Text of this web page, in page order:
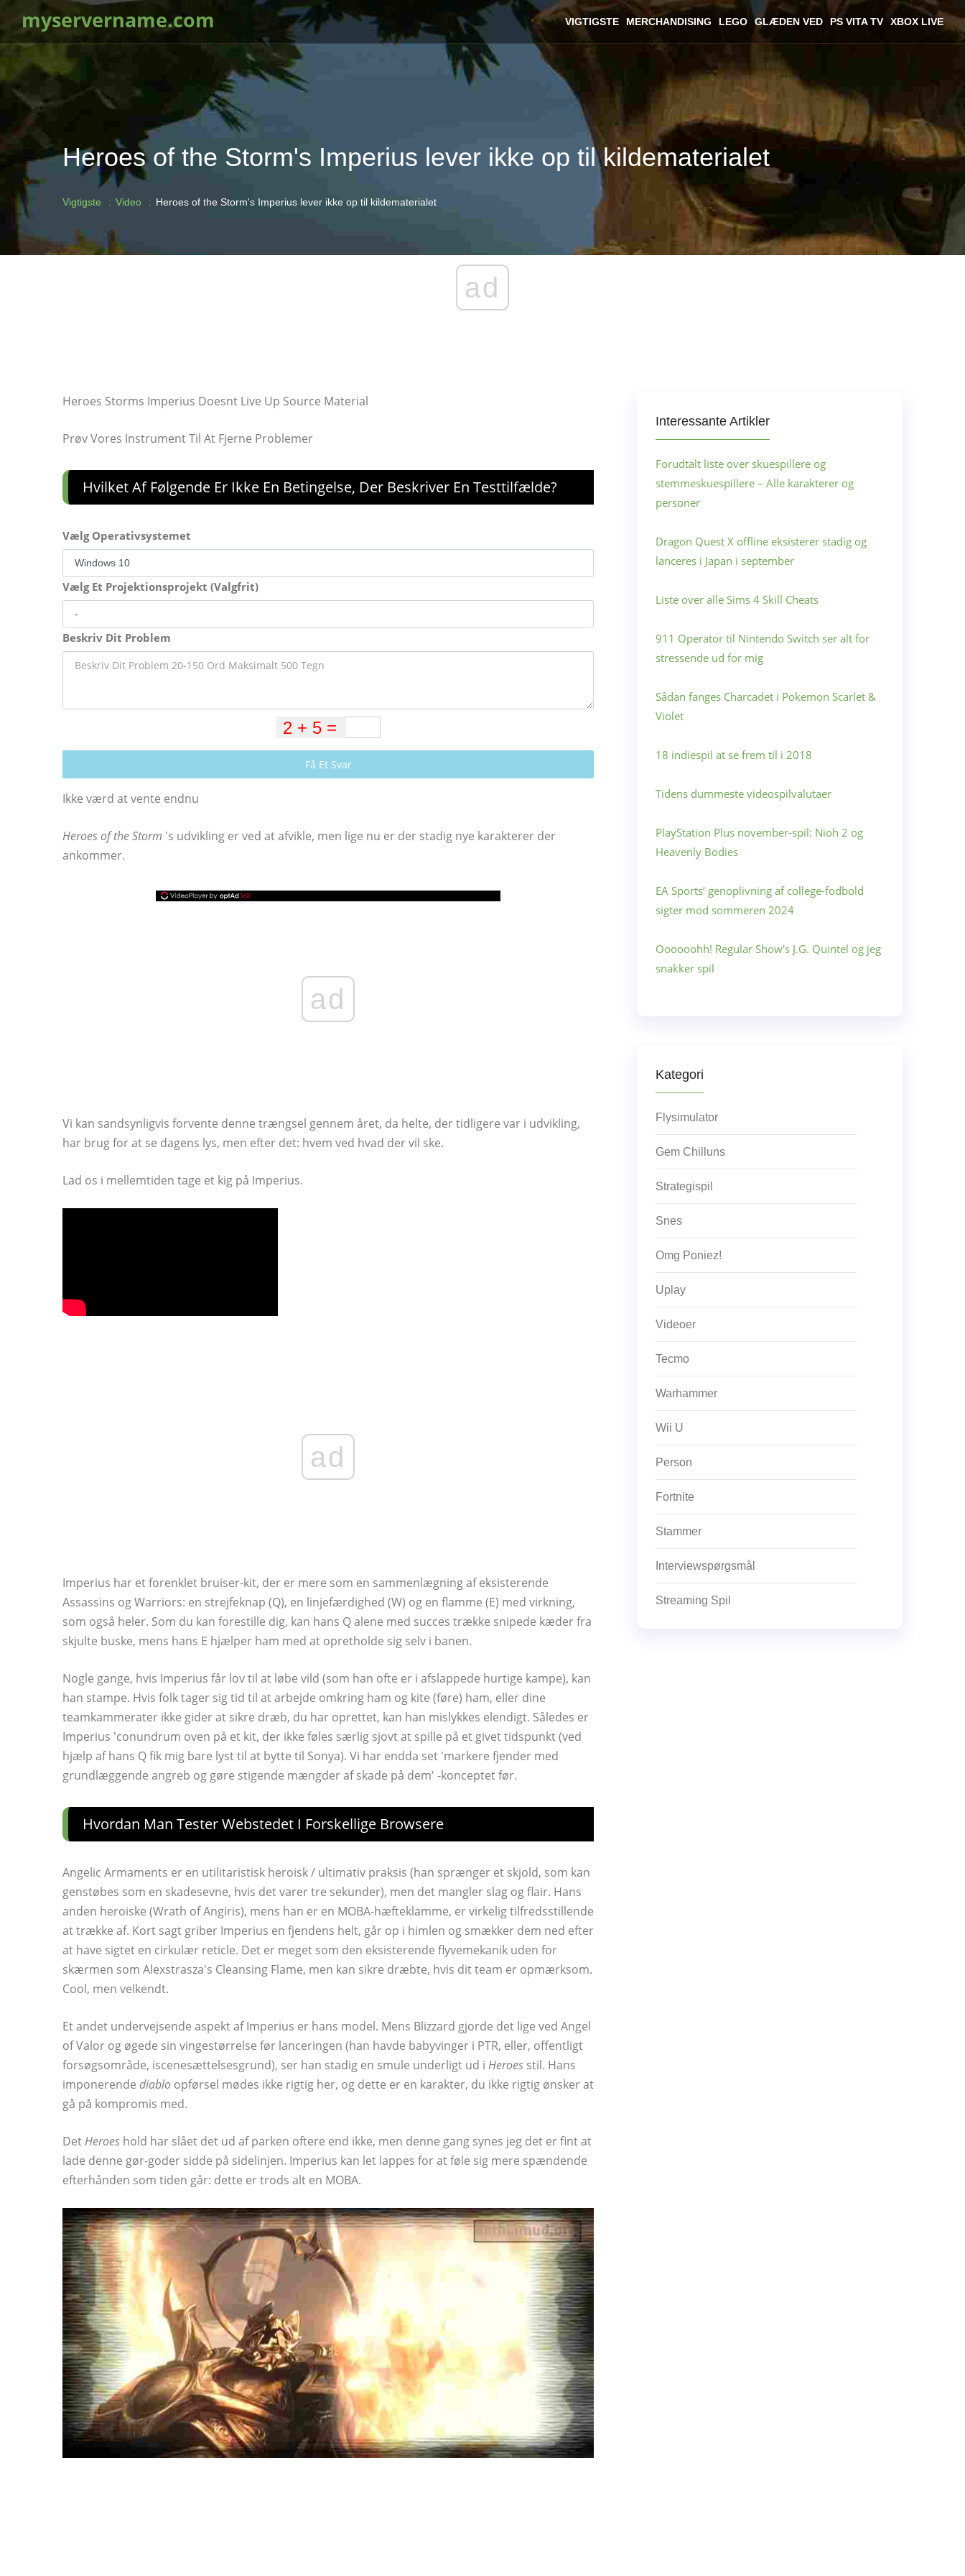
myservername.com VIGTIGSTE MERCHANDISING LEGO GLÆDEN VED PS VITA TV XBOX LIVE
Heroes of the Storm's Imperius lever ikke op til kildematerialet
Vigtigste Video Heroes of the Storm's Imperius lever ikke op til kildematerialet
ad
Heroes Storms Imperius Doesnt Live Up Source Material
Prøv Vores Instrument Til At Fjerne Problemer
Hvilket Af Følgende Er Ikke En Betingelse, Der Beskriver En Testtilfælde?
Vælg Operativsystemet
Vælg Et Projektionsprojekt (Valgfrit)
Beskriv Dit Problem
Få Et Svar
Ikke værd at vente endnu
Heroes of the Storm 's udvikling er ved at afvikle, men lige nu er der stadig nye karakterer der
ankommer.
ad
Vi kan sandsynligvis forvente denne trængsel gennem året, da helte, der tidligere var i udvikling,
har brug for at se dagens lys, men efter det: hvem ved hvad der vil ske.
Lad os i mellemtiden tage et kig på Imperius.
ad
Imperius har et forenklet bruiser-kit, der er mere som en sammenlægning af eksisterende
Assassins og Warriors: en strejfeknap (Q), en linjefærdighed (W) og en flamme (E) med virkning,
som også heler. Som du kan forestille dig, kan hans Q alene med succes trække snipede kæder fra
skjulte buske, mens hans E hjælper ham med at opretholde sig selv i banen.
Nogle gange, hvis Imperius får lov til at løbe vild (som han ofte er i afslappede hurtige kampe), kan
han stampe. Hvis folk tager sig tid til at arbejde omkring ham og kite (føre) ham, eller dine
teamkammerater ikke gider at sikre dræb, du har oprettet, kan han mislykkes elendigt. Således er
Imperius 'conundrum oven på et kit, der ikke føles særlig sjovt at spille på et givet tidspunkt (ved
hjælp af hans Q fik mig bare lyst til at bytte til Sonya). Vi har endda set 'markere fjender med
grundlæggende angreb og gøre stigende mængder af skade på dem' -konceptet før.
Hvordan Man Tester Webstedet I Forskellige Browsere
Angelic Armaments er en utilitaristisk heroisk / ultimativ praksis (han sprænger et skjold, som kan
genstøbes som en skadesevne, hvis det varer tre sekunder), men det mangler slag og flair. Hans
anden heroiske (Wrath of Angiris), mens han er en MOBA-hæfteklamme, er virkelig tilfredsstillende
at trække af. Kort sagt griber Imperius en fjendens helt, går op i himlen og smækker dem ned efter
at have sigtet en cirkulær reticle. Det er meget som den eksisterende flyvemekanik uden for
skærmen som Alexstrasza's Cleansing Flame, men kan sikre dræbte, hvis dit team er opmærksom.
Cool, men velkendt.
Et andet undervejsende aspekt af Imperius er hans model. Mens Blizzard gjorde det lige ved Angel
of Valor og øgede sin vingestørrelse før lanceringen (han havde babyvinger i PTR, eller, offentligt
forsøgsområde, iscenesættelsesgrund), ser han stadig en smule underligt ud i Heroes stil. Hans
imponerende diablo opførsel mødes ikke rigtig her, og dette er en karakter, du ikke rigtig ønsker at
gå på kompromis med.
DetHeroes hold har slået det ud af parken oftere end ikke, men denne gang synes jeg det er fint at
lade denne gør-goder sidde på sidelinjen. Imperius kan let lappes for at føle sig mere spændende
efterhånden som tiden går: dette er trods alt en MOBA.
Interessante Artikler
Forudtalt liste over skuespillere og
stemmeskuespillere – Alle karakterer og
personer
Dragon Quest X offline eksisterer stadig og
lanceres i Japan i september
Liste over alle Sims 4 Skill Cheats
911 Operator til Nintendo Switch ser alt for
stressende ud for mig
Sådan fanges Charcadet i Pokemon Scarlet &
Violet
18 indiespil at se frem til i 2018
Tidens dummeste videospilvalutaer
PlayStation Plus november-spil: Nioh 2 og
Heavenly Bodies
EA Sports’ genoplivning af college-fodbold
sigter mod sommeren 2024
Oooooohh! Regular Show's J.G. Quintel og jeg
snakker spil
Kategori
Flysimulator
Gem Chilluns
Strategispil
Snes
Omg Poniez!
Uplay
Videoer
Tecmo
Warhammer
Wii U
Person
Fortnite
Stammer
Interviewspørgsmål
Streaming Spil